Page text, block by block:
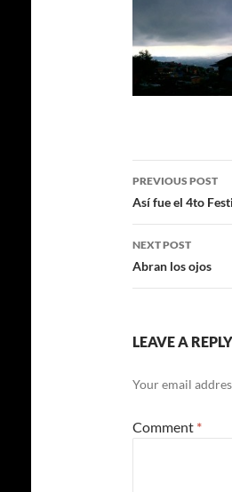
Post
PREVIOUS POST
Así fue el 4to
NEXT POST
Abran los ojos
LEAVE A REPLY
Your email
Comment *